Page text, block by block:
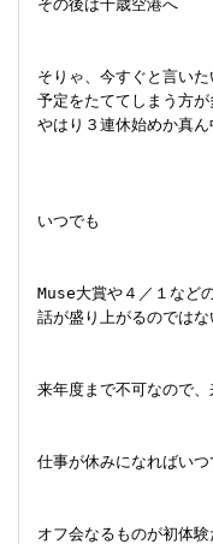
その後は千歳空港へ
そりゃ、今すぐと言い
予定をたててしまう方
やはり３連休始めか真ん
いつでも
Muse大賞や４／１など
話が盛り上がるのではな
来年度まで不可なので
仕事が休みになればいつ
オフ会なるものが初体験